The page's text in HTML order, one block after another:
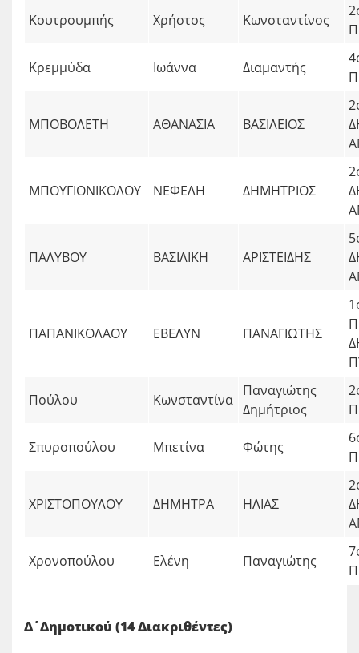
Κουτρουμπής Χρήστος Κωνσταντίνος
Κρεμμύδα Ιωάννα Διαμαντής
ΜΠΟΒΟΛΕΤΗ ΑΘΑΝΑΣΙΑ ΒΑΣΙΛΕΙΟΣ
ΜΠΟΥΓΙΟΝΙΚΟΛΟΥ ΝΕΦΕΛΗ ΔΗΜΗΤΡΙΟΣ
ΠΑΛΥΒΟΥ ΒΑΣΙΛΙΚΗ ΑΡΙΣΤΕΙΔΗΣ
ΠΑΠΑΝΙΚΟΛΑΟΥ ΕΒΕΛΥΝ ΠΑΝΑΓΙΩΤΗΣ
Πούλου Κωνσταντίνα
Παναγιώτης
Δημήτριος
Σπυροπούλου Μπετίνα Φώτης
ΧΡΙΣΤΟΠΟΥΛΟΥ ΔΗΜΗΤΡΑ ΗΛΙΑΣ
Χρονοπούλου Ελένη Παναγιώτης
Δ΄Δημοτικού (14 Διακριθέντες)